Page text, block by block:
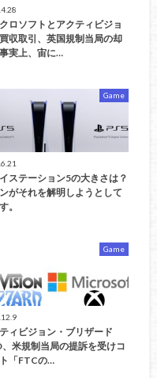
ロソフトとアクティビジョ
収取引、英国規制当局の却
実上、宙に…
Game
ステーション5の大きさは？
がそれを解明しようとして
。
Game
ィビジョン・ブリザード
米規制当局の提訴を受けコ
「FTCの…